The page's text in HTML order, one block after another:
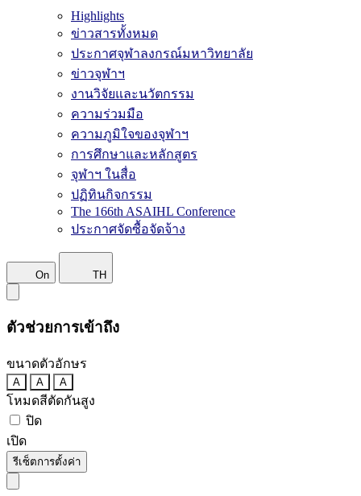
Highlights
ข่าวสารทั้งหมด
ประกาศจุฬาลงกรณ์มหาวิทยาลัย
ข่าวจุฬาฯ
งานวิจัยและนวัตกรรม
ความร่วมมือ
ความภูมิใจของจุฬาฯ
การศึกษาและหลักสูตร
จุฬาฯ ในสื่อ
ปฏิทินกิจกรรม
The 166th ASAIHL Conference
ประกาศจัดซื้อจัดจ้าง
On TH
ตัวช่วยการเข้าถึง
ขนาดตัวอักษร
A A A
โหมดสีตัดกันสูง
ปิด
เปิด
รีเซ็ตการตั้งค่า